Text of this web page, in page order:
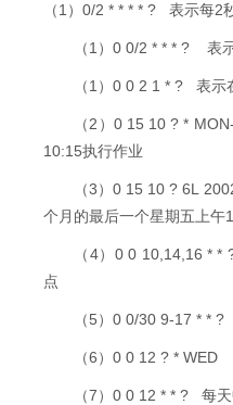
（1）0/2 * * * * ? 表示每2
（1）0 0/2 * * * ? 表示
（1）0 0 2 1 * ? 表示在
（2）0 15 10 ? * MON-
10:15执行作业
（3）0 15 10 ? 6L
个月的最后一个星期五上午
（4）0 0 10,14,16 * *
点
（5）0 0/30 9-17 * * ?
（6）0 0 12 ? * WED
（7）0 0 12 * * ? 每天